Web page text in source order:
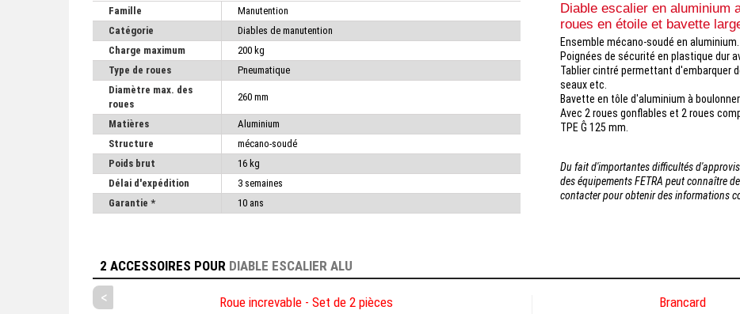
Famille
Manutention
Catégorie
Diables de manutention
Charge maximum
200 kg
Type de roues
Pneumatique
Diamètre max. des
roues
260 mm
Matières
Aluminium
Structure
mécano-soudé
Poids brut
16 kg
Délai d'expédition
3 semaines
Garantie *
10 ans
Diable escalier en aluminium
roues en étoile et bavette
Ensemble mécano-soudé en aluminium.
Poignées de sécurité en plastique dur
Tablier cintré permettant d'embarquer
seaux etc.
Bavette en tôle d'aluminium à
Avec 2 roues gonflables et 2 roues
TPE Ĝ 125 mm.
Du fait d'importantes difficultés
des équipements FETRA peut connaître
contacter pour obtenir des informations
2 ACCESSOIRES POUR DIABLE ESCALIER ALU
< Roue increvable - Set de 2 pièces Brancard